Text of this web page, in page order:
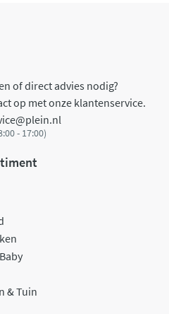
of direct advies nodig?
op met onze klantenservice.
- 17:00)
& Tuin